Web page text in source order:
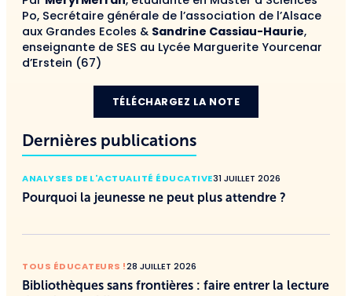
Po, Secrétaire générale de l’association de l’Alsace
aux Grandes Ecoles & Sandrine Cassiau-Haurie,
enseignante de SES au Lycée Marguerite Yourcenar
d’Erstein (67)
TÉLÉCHARGEZ LA NOTE
Dernières publications
ANALYSES DE L'ACTUALITÉ ÉDUCATIVE31 JUILLET 2026
Pourquoi la jeunesse ne peut plus attendre ?
TOUS ÉDUCATEURS !28 JUILLET 2026
Bibliothèques sans frontières : faire entrer la lecture